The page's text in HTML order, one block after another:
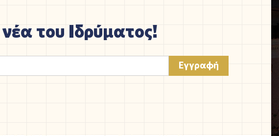
του Ιδρύματος!